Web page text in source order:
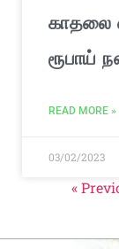
காதலை
ரூபாய்
READ MORE »
03/02/2023
«